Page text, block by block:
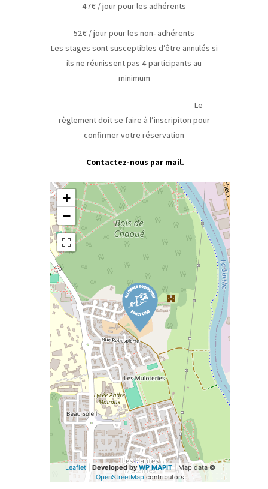
47€ / jour pour les adhérents
52€ / jour pour les non- adhérents
Les stages sont susceptibles d’être annulés si
ils ne réunissent pas 4 participants au
minimum
Le
règlement doit se faire à l’inscripiton pour
confirmer votre réservation
Contactez-nous par mail.
+
−
Leaflet| Developed byWP MAPIT| Map data ©
OpenStreetMap contributors